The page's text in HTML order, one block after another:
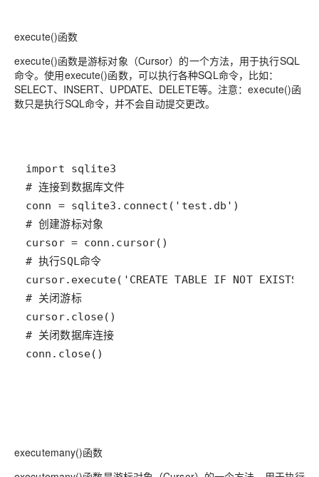
execute()函数
execute()函数是游标对象（Cursor）的一个方法，用于执行SQL
命令。使用execute()函数，可以执行各种SQL命令，比如：
SELECT、INSERT、UPDATE、DELETE等。注意：execute()函
数只是执行SQL命令，并不会自动提交更改。
import
sqlite3
# 连接到数据库文件
conn
= sqlite3 . connect ( 'test.db'
# 创建游标对象
cursor = conn . cursor
# 执行SQL命令
cursor. execute( 'CREATE TABLE IF NOT EXISTS
# 关闭游标
cursor. close
# 关闭数据库连接
conn . close()
executemany()函数